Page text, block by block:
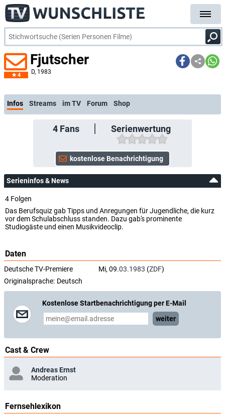
4
Fjutscher
D, 1983
Infos Streams im TV Forum Shop
4Fans Serienwertung
Serieninfos & News
4 Folgen
Das Berufsquiz gab Tipps und Anregungen für Jugendliche, die kurz
vor dem Schulabschluss standen. Dazu gab's prominente
Studiogäste und einen Musikvideoclip.
Daten
Deutsche TV-Premiere Mi, 09.03.1983 (ZDF)
Originalsprache: Deutsch
Kostenlose Startbenachrichtigung per E-Mail
weiter
Cast & Crew
Andreas Ernst
Moderation
Fernsehlexikon